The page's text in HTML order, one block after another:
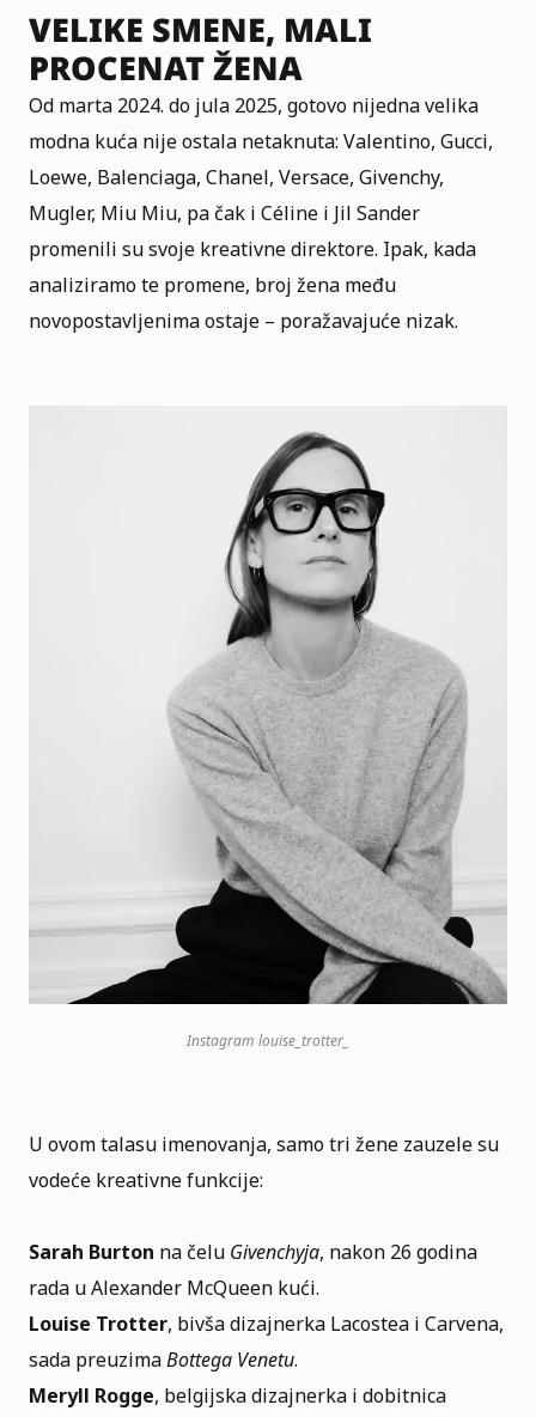
VELIKE SMENE, MALI
PROCENAT ŽENA
Od marta 2024. do jula 2025, gotovo nijedna velika
modna kuća nije ostala netaknuta: Valentino, Gucci,
Loewe, Balenciaga, Chanel, Versace, Givenchy,
Mugler, Miu Miu, pa čak i Céline i Jil Sander
promenili su svoje kreativne direktore. Ipak, kada
analiziramo te promene, broj žena među
novopostavljenima ostaje – poražavajuće nizak.
Instagram louise_trotter_
U ovom talasu imenovanja, samo tri žene zauzele su
vodeće kreativne funkcije:
Sarah Burton na čelu Givenchyja, nakon 26 godina
rada u Alexander McQueen kući.
Louise Trotter, bivša dizajnerka Lacostea i Carvena,
sada preuzimaBottega Venetu.
Meryll Rogge, belgijska dizajnerka i dobitnica